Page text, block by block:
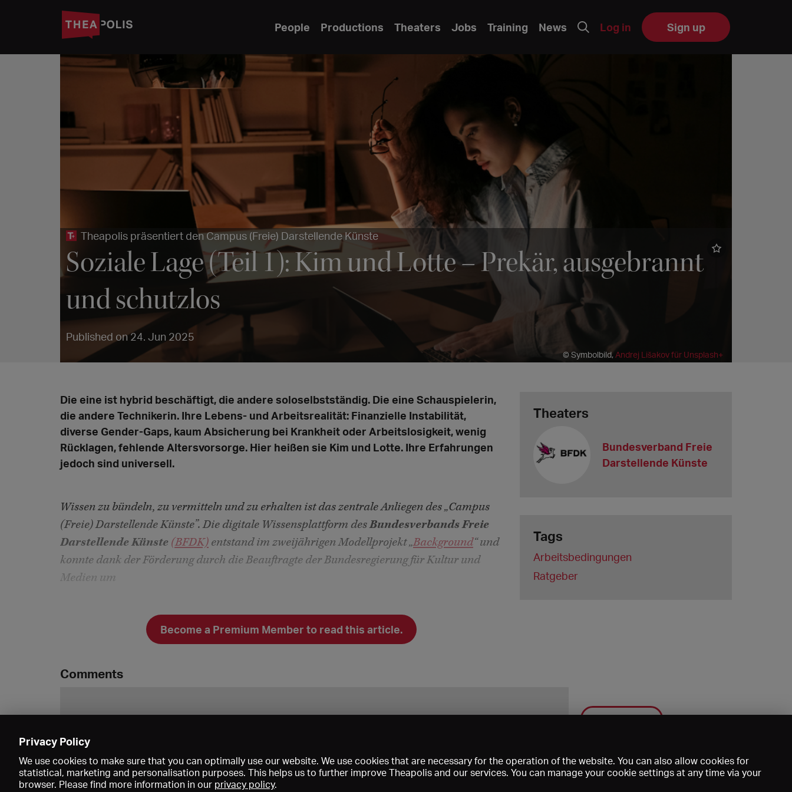
People Productions Theaters Jobs Training News Log in Sign up
Theapolis präsentiert den Campus (Freie) Darstellende Künste
Soziale Lage (Teil 1): Kim und Lotte – Prekär, ausgebrannt
und schutzlos
Published on 24. Jun 2025
© Symbolbild,Andrej Lišakov für Unsplash+
Die eine ist hybrid beschäftigt, die andere soloselbstständig. Die eine Schauspielerin,
die andere Technikerin. Ihre Lebens- und Arbeitsrealität: Finanzielle Instabilität,
diverse Gender-Gaps, kaum Absicherung bei Krankheit oder Arbeitslosigkeit, wenig
Rücklagen, fehlende Altersvorsorge. Hier heißen sie Kim und Lotte. Ihre Erfahrungen
jedoch sind universell.
Wissen zu bündeln, zu vermitteln und zu erhalten ist das zentrale Anliegen des „Campus
(Freie) Darstellende Künste”. Die digitale Wissensplattform desBundesverbands Freie
Darstellende Künste (BFDK) entstand im zweijährigen Modellprojekt „Background“ und
konnte dank der Förderung durch die Beauftragte der Bundesregierung für Kultur und
Medien um
Become a Premium Member to read this article.
Theaters
Bundesverband Freie
Darstellende Künste
Tags
Arbeitsbedingungen
Ratgeber
Comments
Save
Privacy Policy
We use cookies to make sure that you can optimally use our website. We use cookies that are necessary for the operation of the website. You can also allow cookies for
statistical, marketing and personalisation purposes. This helps us to further improve Theapolis and our services. You can manage your cookie settings at any time via your
browser. Please find more information in our privacy policy.